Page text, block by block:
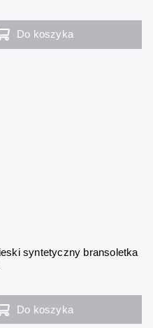
Do koszyka
syntetyczny bransoletka
Do koszyka